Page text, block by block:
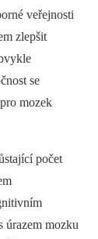
veřejnosti
zlepšit
se
mozek
počet
úrazem mozku